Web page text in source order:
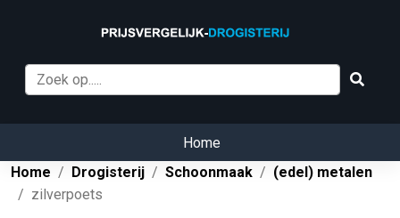
Home
Home
Drogisterij Schoonmaak
(edel) metalen
zilverpoets